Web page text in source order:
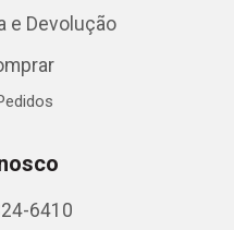
e Devolução
6410